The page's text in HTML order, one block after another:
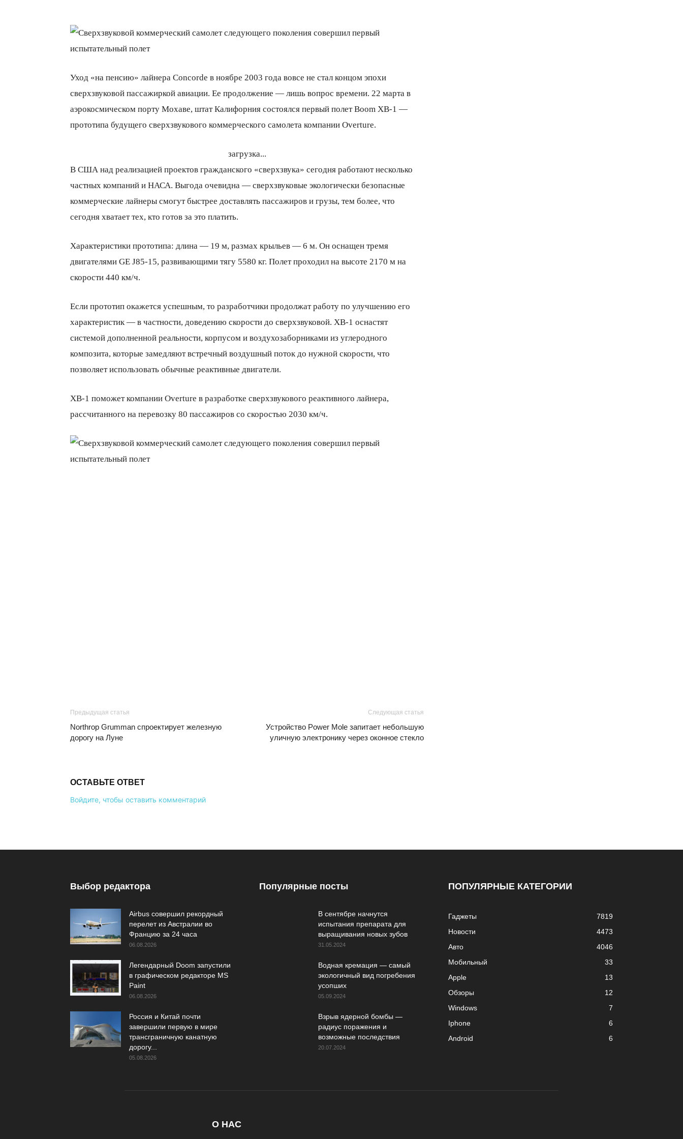
Уход «на пенсию» лайнера Concorde в ноябре 2003 года вовсе не стал концом эпохи
сверхзвуковой пассажиркой авиации. Ее продолжение — лишь вопрос времени. 22 марта в
аэрокосмическом порту Мохаве, штат Калифорния состоялся первый полет Boom ХВ-1 —
прототипа будущего сверхзвукового коммерческого самолета компании Overture.
загрузка...
В США над реализацией проектов гражданского «сверхзвука» сегодня работают несколько
частных компаний и НАСА. Выгода очевидна — сверхзвуковые экологически безопасные
коммерческие лайнеры смогут быстрее доставлять пассажиров и грузы, тем более, что
сегодня хватает тех, кто готов за это платить.
Характеристики прототипа: длина — 19 м, размах крыльев — 6 м. Он оснащен тремя
двигателями GE J85-15, развивающими тягу 5580 кг. Полет проходил на высоте 2170 м на
скорости 440 км/ч.
Если прототип окажется успешным, то разработчики продолжат работу по улучшению его
характеристик — в частности, доведению скорости до сверхзвуковой. ХВ-1 оснастят
системой дополненной реальности, корпусом и воздухозаборниками из углеродного
композита, которые замедляют встречный воздушный поток до нужной скорости, что
позволяет использовать обычные реактивные двигатели.
ХВ-1 поможет компании Overture в разработке сверхзвукового реактивного лайнера,
рассчитанного на перевозку 80 пассажиров со скоростью 2030 км/ч.
Предыдущая статья
Northrop Grumman спроектирует железную
дорогу на Луне
Следующая статья
Устройство Power Mole запитает небольшую
уличную электронику через оконное стекло
ОСТАВЬТЕ ОТВЕТ
Войдите, чтобы оставить комментарий
Выбор редактора
Airbus совершил рекордный
перелет из Австралии во
Францию за 24 часа
06.08.2026
Легендарный Doom запустили
в графическом редакторе MS
Paint
06.08.2026
Россия и Китай почти
завершили первую в мире
трансграничную канатную
дорогу...
05.08.2026
Популярные посты
В сентябре начнутся
испытания препарата для
выращивания новых зубов
31.05.2024
Водная кремация — самый
экологичный вид погребения
усопших
05.09.2024
Взрыв ядерной бомбы —
радиус поражения и
возможные последствия
20.07.2024
ПОПУЛЯРНЫЕ КАТЕГОРИИ
Гаджеты
7819
Новости
4473
Авто
4046
Мобильный
33
Apple
13
Обзоры
12
Windows
7
Iphone
6
Android
6
О НАС